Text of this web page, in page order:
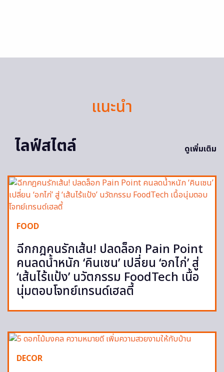
แนะนำ
ไลฟ์สไตล์
ดูเพิ่มเติม
FOOD
ฉีกกฎคนรักเส้น! ปลดล็อก Pain Point
คนลดน้ำหนัก ‘คินเซน’ เปลี่ยน ‘อกไก่’ สู่
‘เส้นไร้แป้ง’ นวัตกรรม FoodTech เนื้อ
นุ่มตอบโจทย์เทรนด์เฮลตี้
DECOR